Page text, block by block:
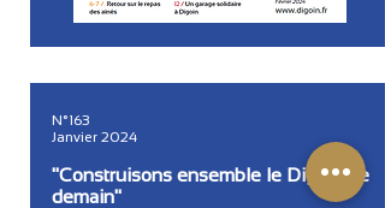
N°163
Janvier 2024
"Construisons ensemble le Digoin de
demain"